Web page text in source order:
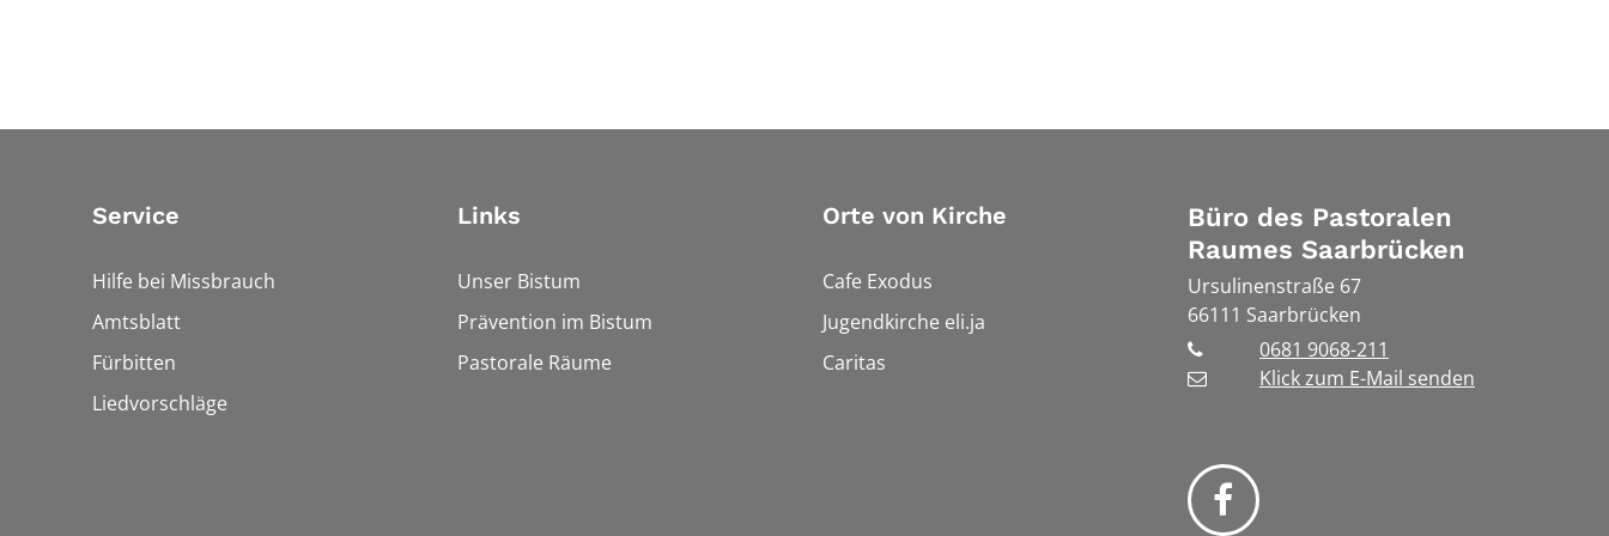
Service
Hilfe bei Missbrauch
Amtsblatt
Fürbitten
Liedvorschläge
Links
Unser Bistum
Prävention im Bistum
Pastorale Räume
Orte von Kirche
Cafe Exodus
Jugendkirche eli.ja
Caritas
Büro des Pastoralen
Raumes Saarbrücken
Ursulinenstraße 67
66111 Saarbrücken
0681 9068-211
Klick zum E-Mail senden